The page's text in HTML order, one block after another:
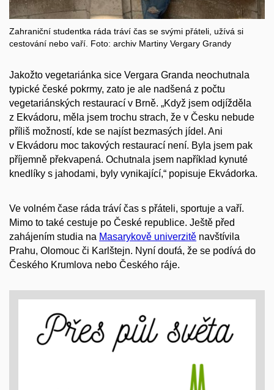
Zahraniční studentka ráda tráví čas se svými přáteli, užívá si
cestování nebo vaří. Foto: archiv Martiny Vergary Grandy
Jakožto vegetariánka sice Vergara Granda neochutnala
typické české pokrmy, zato je ale nadšená z počtu
vegetariánských restaurací v Brně. „Když jsem odjížděla
z Ekvádoru, měla jsem trochu strach, že v Česku nebude
příliš možností, kde se najíst bezmasých jídel. Ani
v Ekvádoru moc takových restaurací není. Byla jsem pak
příjemně překvapená. Ochutnala jsem například kynuté
knedlíky s jahodami, byly vynikající,“ popisuje Ekvádorka.
Ve volném čase ráda tráví čas s přáteli, sportuje a vaří.
Mimo to také cestuje po České republice. Ještě před
zahájením studia na Masarykově univerzitě navštívila
Prahu, Olomouc či Karlštejn. Nyní doufá, že se podívá do
Českého Krumlova nebo Českého ráje.